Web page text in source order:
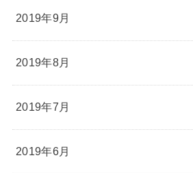
2019年9月
2019年8月
2019年7月
2019年6月